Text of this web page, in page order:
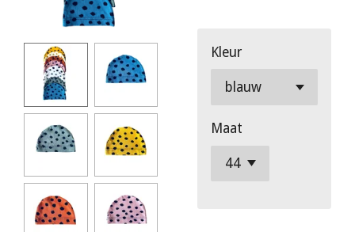
Kleur
Maat